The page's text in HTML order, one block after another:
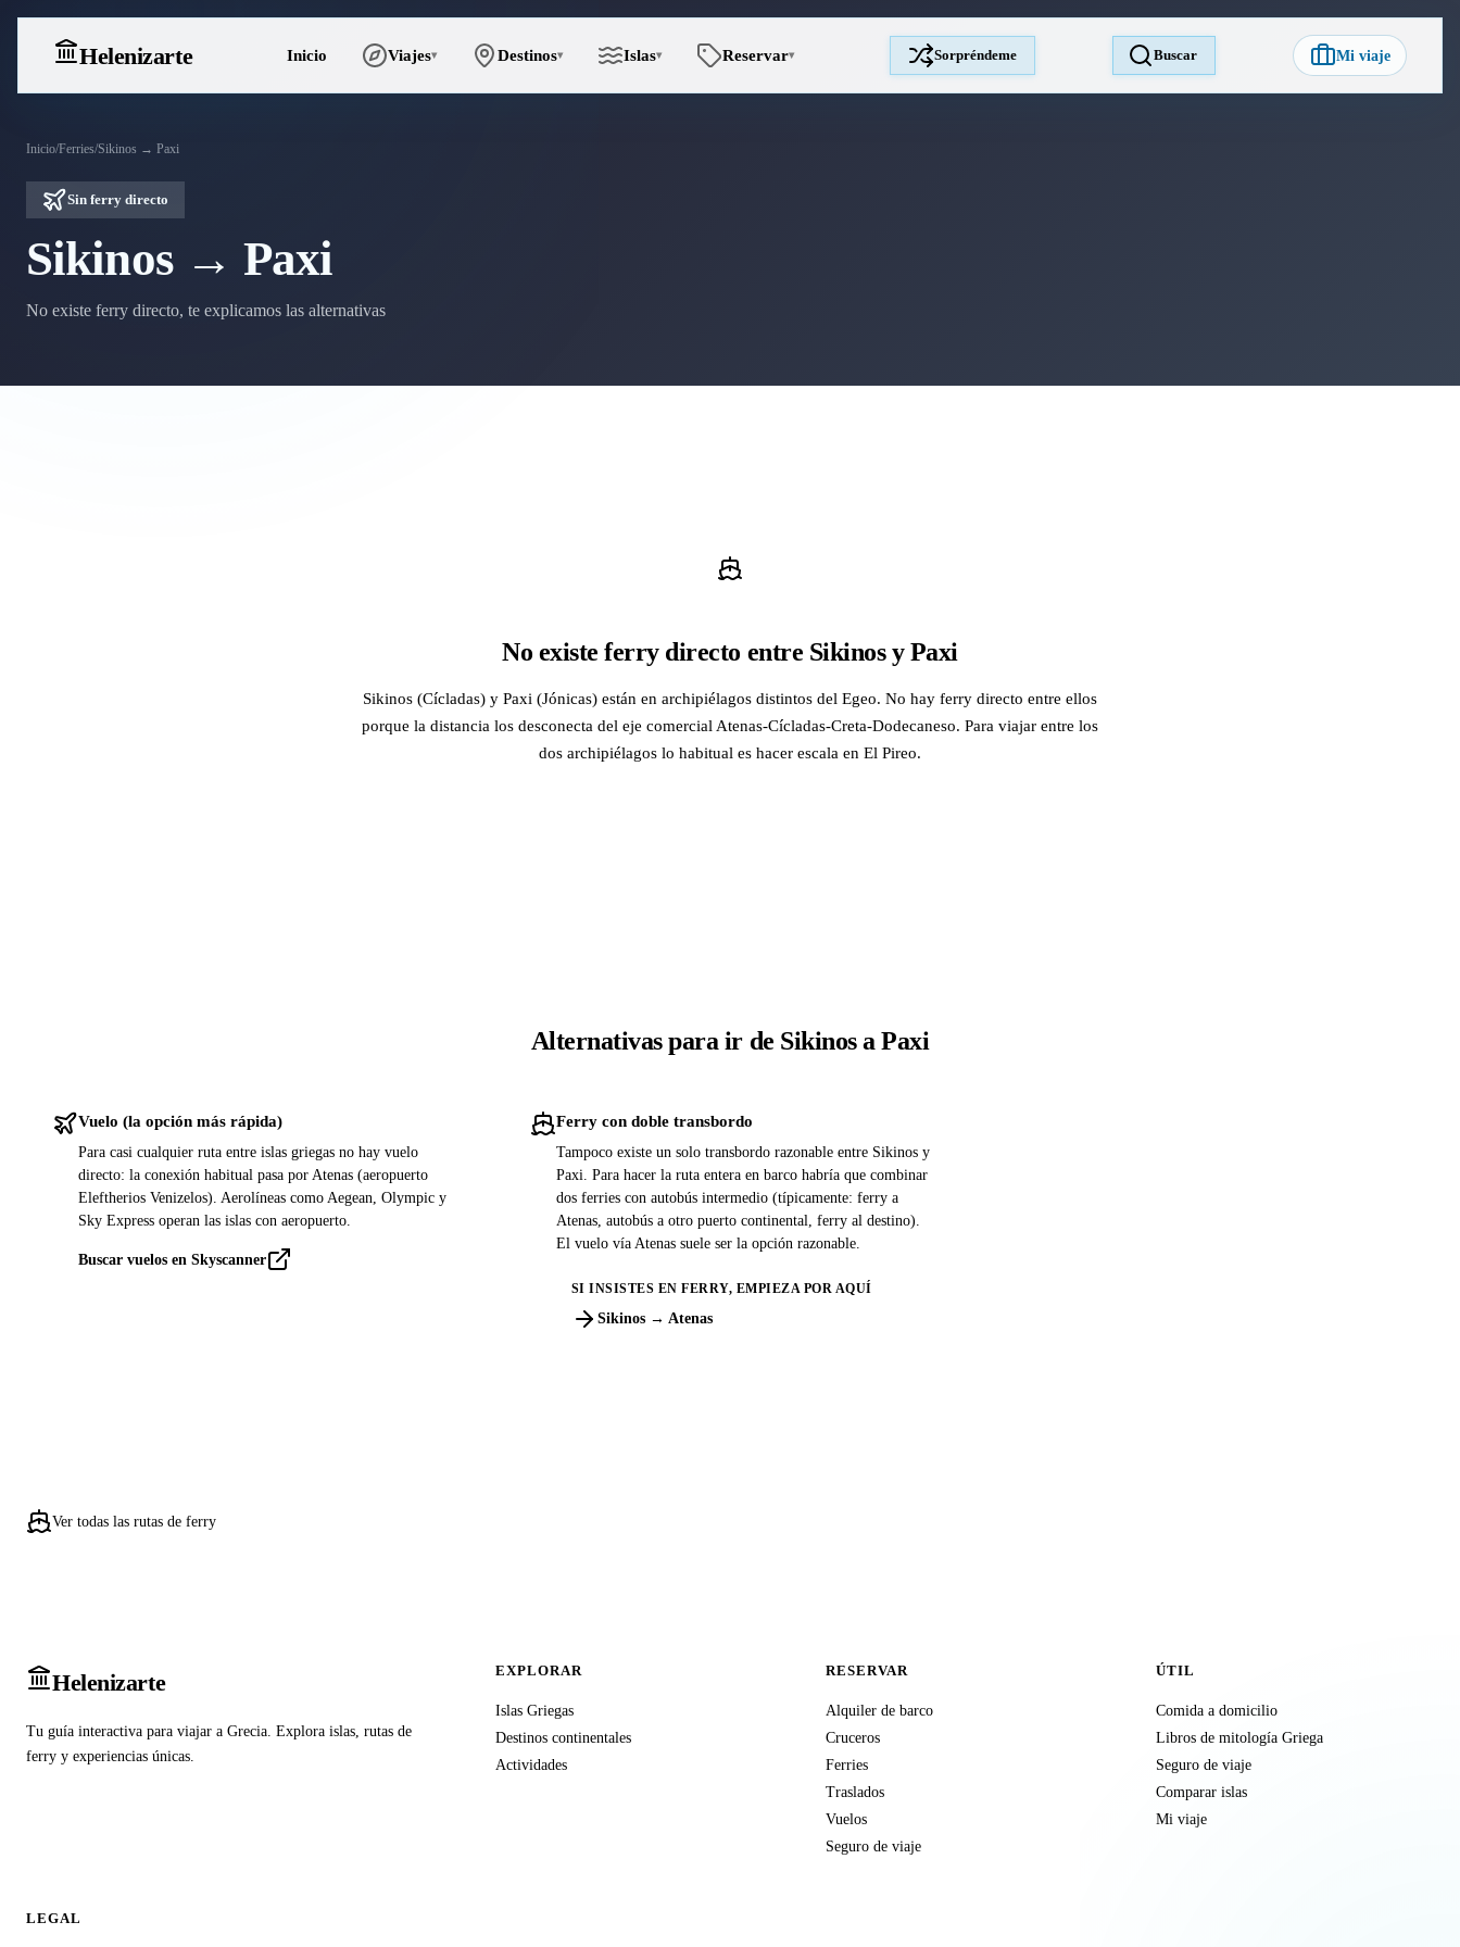
Helenizarte Inicio Viajes▾ Destinos▾ Islas▾ Reservar▾ Sorpréndeme Buscar Mi viaje
Inicio/Ferries/Sikinos → Paxi
Sin ferry directo
Sikinos → Paxi
No existe ferry directo, te explicamos las alternativas
No existe ferry directo entre Sikinos y Paxi
Sikinos (Cícladas) y Paxi (Jónicas) están en archipiélagos distintos del Egeo. No hay ferry directo entre ellos
porque la distancia los desconecta del eje comercial Atenas-Cícladas-Creta-Dodecaneso. Para viajar entre los
dos archipiélagos lo habitual es hacer escala en El Pireo.
Alternativas para ir de Sikinos a Paxi
Vuelo (la opción más rápida)
Para casi cualquier ruta entre islas griegas no hay vuelo
directo: la conexión habitual pasa por Atenas (aeropuerto
Eleftherios Venizelos). Aerolíneas como Aegean, Olympic y
Sky Express operan las islas con aeropuerto.
Buscar vuelos en Skyscanner
Ferry con doble transbordo
Tampoco existe un solo transbordo razonable entre Sikinos y
Paxi. Para hacer la ruta entera en barco habría que combinar
dos ferries con autobús intermedio (típicamente: ferry a
Atenas, autobús a otro puerto continental, ferry al destino).
El vuelo vía Atenas suele ser la opción razonable.
SI INSISTES EN FERRY, EMPIEZA POR AQUÍ
Sikinos → Atenas
Ver todas las rutas de ferry
Helenizarte
Tu guía interactiva para viajar a Grecia. Explora islas, rutas de
ferry y experiencias únicas.
EXPLORAR
Islas Griegas
Destinos continentales
Actividades
RESERVAR
Alquiler de barco
Cruceros
Ferries
Traslados
Vuelos
Seguro de viaje
ÚTIL
Comida a domicilio
Libros de mitología Griega
Seguro de viaje
Comparar islas
Mi viaje
LEGAL